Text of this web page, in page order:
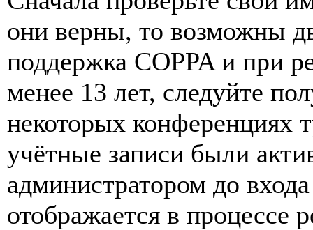
они верны, то возможны
поддержка COPPA и при
менее 13 лет, следуйте
некоторых конференциях
учётные записи были
администратором до
отображается в процессе